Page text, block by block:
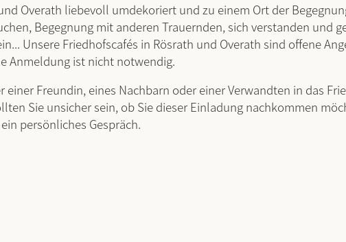
Overath liebevoll umdekoriert und zu einem Ort der
Begegnung mit anderen Trauernden, sich verstanden und
Unsere Friedhofscafés in Rösrath und Overath sind offene
Anmeldung ist nicht notwendig.
Freundin, eines Nachbarn oder einer Verwandten in das
Sie unsicher sein, ob Sie dieser Einladung nachkommen
persönliches Gespräch.